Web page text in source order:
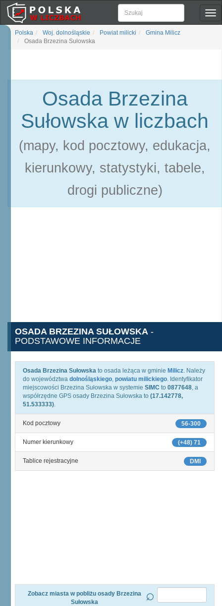
Polska Woj. dolnośląskie Powiat milicki
Gmina Milicz
Osada Brzezina Sułowska
Osada Brzezina
Sułowska w liczbach
(mapy, kod pocztowy, edukacja,
kierunkowy, statystyki, tabele,
drogi publiczne)
OSADA BRZEZINA SUŁOWSKA -
PODSTAWOWE INFORMACJE
Osada Brzezina Sułowska to osada leżąca w gminie Milicz. Należy
do województwa dolnośląskiego, powiatu milickiego. Identyfikator
miejscowości Brzezina Sułowska w systemie SIMC to 0877648, a
współrzędne GPS osady Brzezina Sułowska to (17.142778,
51.533333).
56-300
Kod pocztowy
(+48) 71
Numer kierunkowy
DMI
Tablice rejestracyjne
Zobacz miasta w pobliżu osady Brzezina
Sułowska